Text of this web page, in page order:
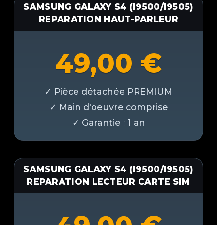
SAMSUNG GALAXY S4 (I9500/I9505)
REPARATION HAUT-PARLEUR
49,00 €
SAMSUNG GALAXY S4 (I9500/I9505)
REPARATION LECTEUR CARTE SIM